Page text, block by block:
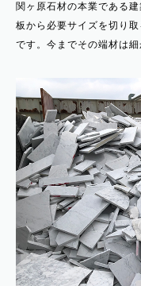
関ヶ原石材の本業である
板から必要サイズを切り
です。今までその端材は